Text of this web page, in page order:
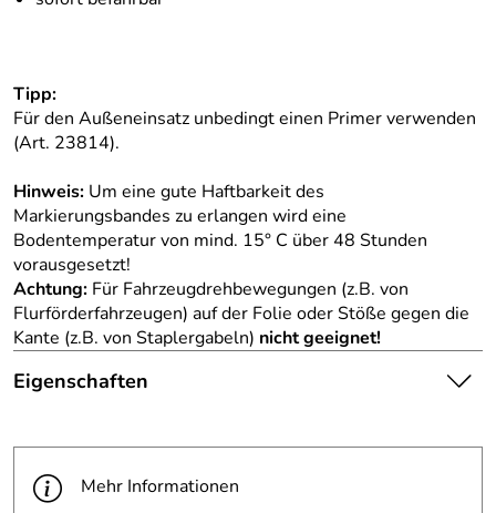
Tipp:
Für den Außeneinsatz unbedingt einen Primer verwenden
(Art. 23814).
Hinweis: Um eine gute Haftbarkeit des
Markierungsbandes zu erlangen wird eine
Bodentemperatur von mind. 15° C über 48 Stunden
vorausgesetzt!
Achtung: Für Fahrzeugdrehbewegungen (z.B. von
Flurförderfahrzeugen) auf der Folie oder Stöße gegen die
Kante (z.B. von Staplergabeln) nicht geeignet!
Eigenschaften
Hinweis
Produktbilder:
stellt keine verbindliche
Mehr Informationen